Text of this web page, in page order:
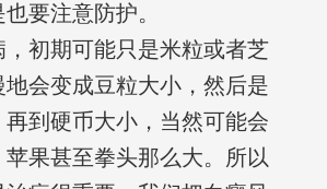
要注意防护。
，初期可能只是米粒或者芝
地会变成豆粒大小，然后是
到硬币大小，当然可能会
果甚至拳头那么大。所以